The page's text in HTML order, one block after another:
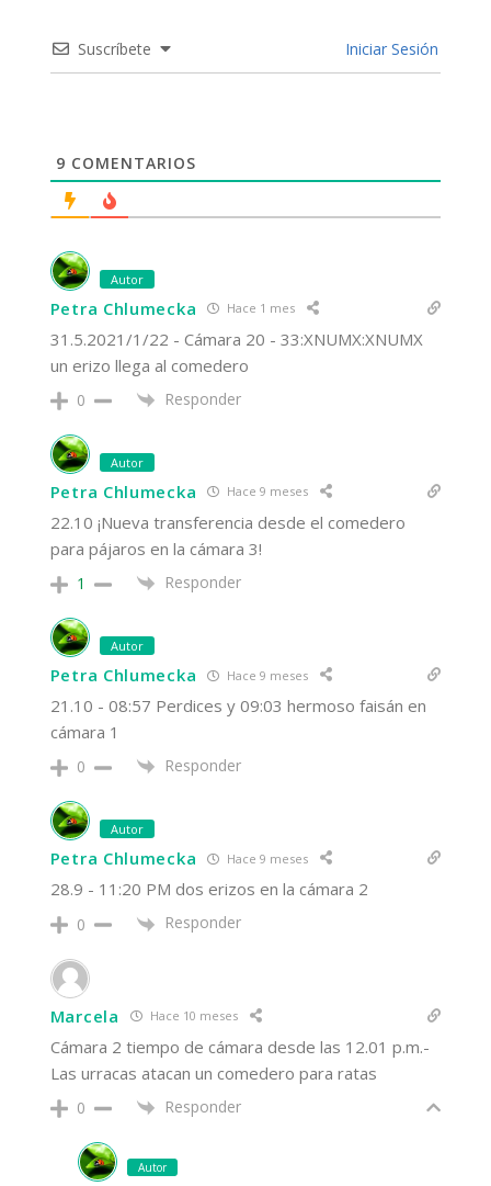
Suscríbete Iniciar Sesión
9 COMENTARIOS
Autor
Petra Chlumecka Hace 1 mes
31.5.2021/1/22 - Cámara 20 - 33:XNUMX:XNUMX
un erizo llega al comedero
0 Responder
Autor
Petra Chlumecka Hace 9 meses
22.10 ¡Nueva transferencia desde el comedero
para pájaros en la cámara 3!
1 Responder
Autor
Petra Chlumecka Hace 9 meses
21.10 - 08:57 Perdices y 09:03 hermoso faisán en
cámara 1
0 Responder
Autor
Petra Chlumecka Hace 9 meses
28.9 - 11:20 PM dos erizos en la cámara 2
0 Responder
Marcela Hace 10 meses
Cámara 2 tiempo de cámara desde las 12.01 p.m.-
Las urracas atacan un comedero para ratas
0 Responder
Autor